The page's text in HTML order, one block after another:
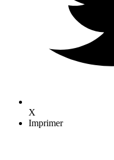
X
Imprimer